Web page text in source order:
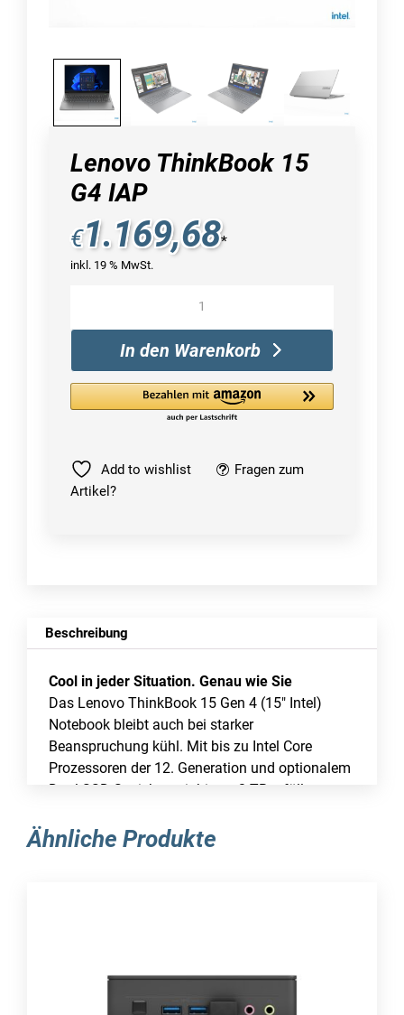
Lenovo ThinkBook 15
G4 IAP
€1.169,68*
inkl. 19 % MwSt.
IAP
Menge
In den Warenkorb
Add to wishlist
Fragen zum
Artikel?
Beschreibung
Cool in jeder Situation. Genau wie Sie
Das Lenovo ThinkBook 15 Gen 4 (15″ Intel)
Notebook bleibt auch bei starker
Beanspruchung kühl. Mit bis zu Intel Core
Prozessoren der 12. Generation und optionalem
Dual-SSD-Speicher mit bis zu 2 TB erfüllt es
Intelligent Cooling Funktion passt dabei
flachen und eleganten Notebook? Das elegante,
zweifarbige Lenovo ThinkBook 15 Gen 4 ist 18,9
Ähnliche Produkte